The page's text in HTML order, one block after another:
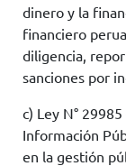
dinero y la
financiero
diligencia,
sanciones por
c) Ley N°
Información
en la gestión